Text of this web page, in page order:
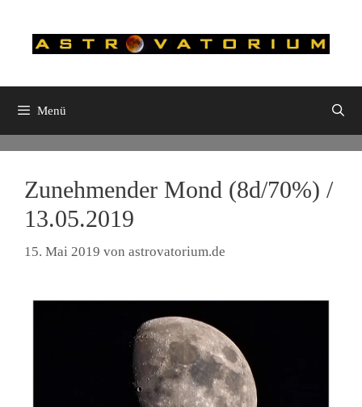
springen
Menü
Zunehmender Mond (8d/70%) /
13.05.2019
15. Mai 2019 von astrovatorium.de